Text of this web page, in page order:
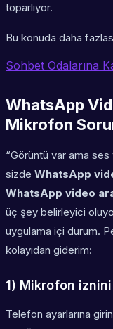
toparlıyor.
Bu konuda daha
Sohbet Odalarına
WhatsApp
Mikrofon
“Görüntü var ama ses
sizde WhatsApp
WhatsApp video
üç şey belirleyici
uygulama içi durum.
kolayıdan giderim:
1) Mikrofon
Telefon ayarlarına